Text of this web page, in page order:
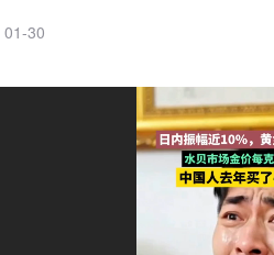
01-30